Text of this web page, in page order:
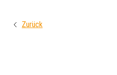
Zurück